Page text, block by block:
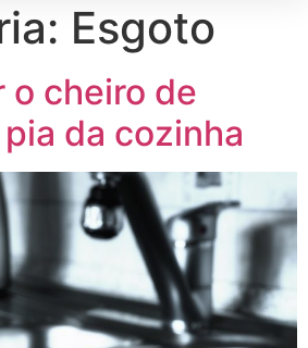
Esgoto
o cheiro de
da cozinha